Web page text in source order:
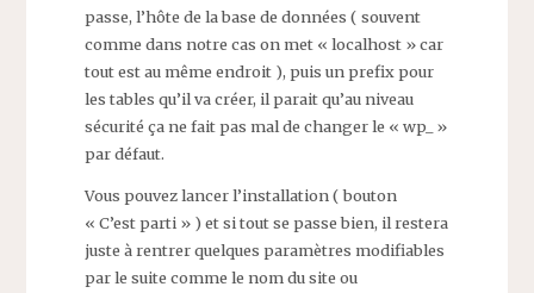
passe, l’hôte de la base de données ( souvent
comme dans notre cas on met « localhost » car
tout est au même endroit ), puis un prefix pour
les tables qu’il va créer, il parait qu’au niveau
sécurité ça ne fait pas mal de changer le « wp_ »
par défaut.
Vous pouvez lancer l’installation ( bouton
« C’est parti » ) et si tout se passe bien, il restera
juste à rentrer quelques paramètres modifiables
par le suite comme le nom du site ou